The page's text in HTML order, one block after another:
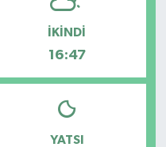
İKINDI
16:47
YATSI